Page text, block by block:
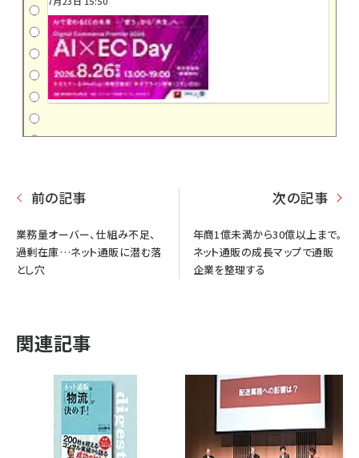
前の記事
業務量オーバー、仕組み不足、
過剰在庫…ネット通販に潜む落
とし穴
次の記事
年商1億未満から30億以上まで。
ネット通販の成長マップで通販
企業を整理する
関連記事